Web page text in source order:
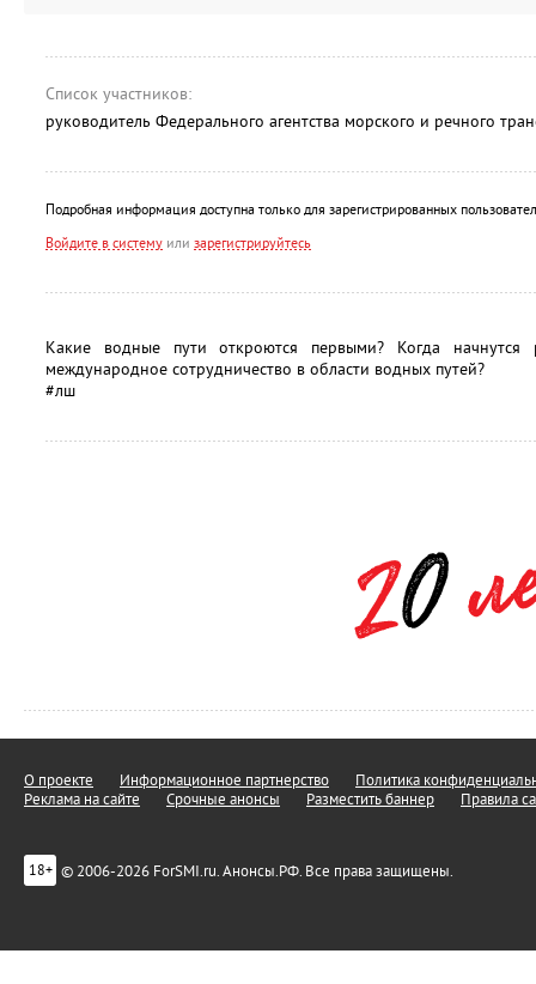
Список участников:
руководитель Федерального агентства морского и речного
Подробная информация доступна только для зарегистрированных
Войдите в систему или зарегистрируйтесь
Какие водные пути откроются первыми? Когда начнутся
международное сотрудничество в области водных путей?
#лш
О проекте Информационное партнерство
Политика
Реклама на сайте
Срочные анонсы Разместить баннер Правила
18+ © 2006-2026 ForSMI.ru. Анонсы.РФ. Все права защищены.